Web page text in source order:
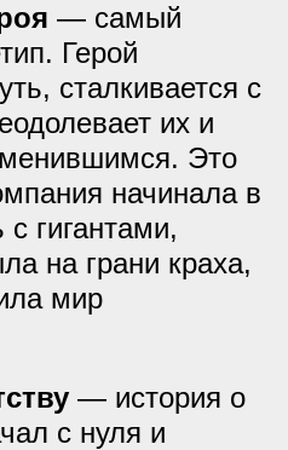
— самый
Герой
сталкивается с
их и
Это
начинала в
гигантами,
на грани краха,
мир
— история о
с нуля и